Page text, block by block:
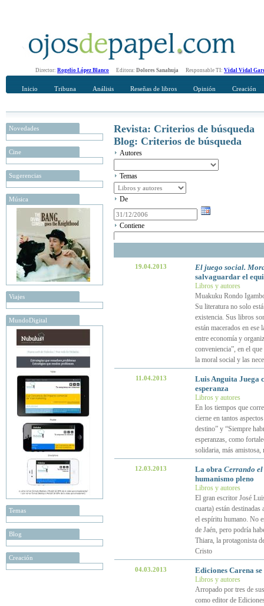
Director: Rogelio López Blanco Editora: Dolores Sanahuja Responsable TI: Vidal Vidal
Inicio Tribuna Análisis Reseñas de libros Opinión Creación
Novedades
Cine
Sugerencias
Música
Viajes
MundoDigital
Temas
Blog
Creación
Revista: Criterios de búsqueda
Blog: Criterios de búsqueda
Autores
Temas
De
Contiene
19.04.2013
El juego social.
salvaguardar el
Libros y autores
Muakuku Rondo
Su literatura no solo
existencia. Sus libros
están macerados en
entre economía y
conveniencia”, en el
la moral social y las
11.04.2013
Luis Anguita Juega
esperanza
Libros y autores
En los tiempos que
cierne en tantos
destino” y “Siempre
esperanzas, como
solidaria, más amistosa,
12.03.2013 La obra Cerrando
humanismo pleno
Libros y autores
El gran escritor José
cuarta) están
el espíritu humano. No
de Jaén, pero podría
Thiara, la protagonista
Cristo
04.03.2013 Ediciones Carena se
Libros y autores
Arropado por tres de
como editor de